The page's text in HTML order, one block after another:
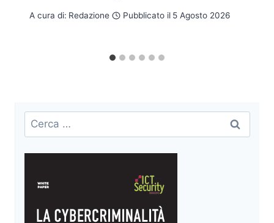
A cura di: Redazione Pubblicato il 5 Agosto 2026
Ricerca
per: